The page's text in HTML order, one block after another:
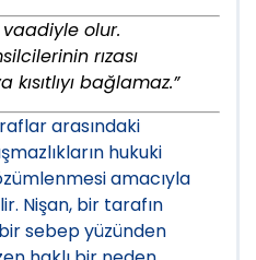
olur.
rızası
bağlamaz.”
arasındaki
hukuki
amacıyla
Nişan, bir tarafın
sebep yüzünden